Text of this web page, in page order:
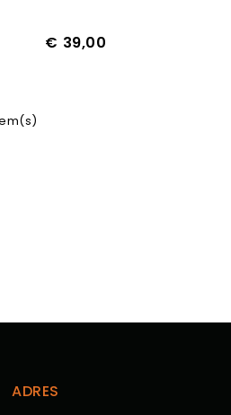
€ 39,00
ADRES